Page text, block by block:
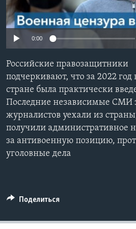
Learning English
Языки
0:00
Российские правозащитники
подчеркивают, что за 2022 год
стране была практически
Последние независимые СМИ
журналистов уехали из
получили административное
за антивоенную позицию,
уголовные дела
Поделиться